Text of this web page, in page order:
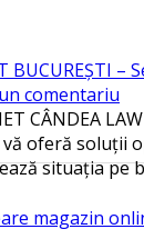
BUCUREȘTI –
comentariu
CÂNDEA
oferă soluții
situația pe
magazin